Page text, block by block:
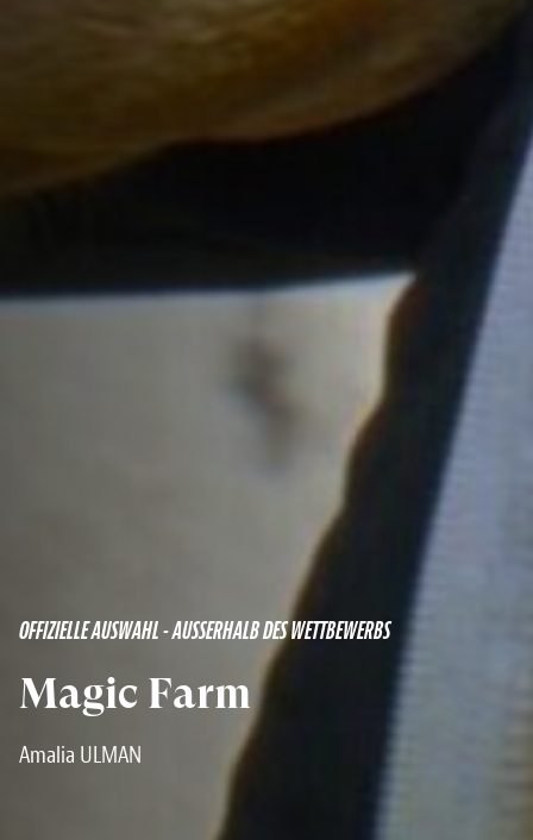
OFFIZIELLE AUSWAHL - AUSSERHALB DES WETTBEWERBS
Magic Farm
Amalia ULMAN